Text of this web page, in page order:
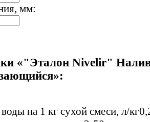
мм:
«"Эталон Nivelir"
на 1 кг сухой смеси, л/кг